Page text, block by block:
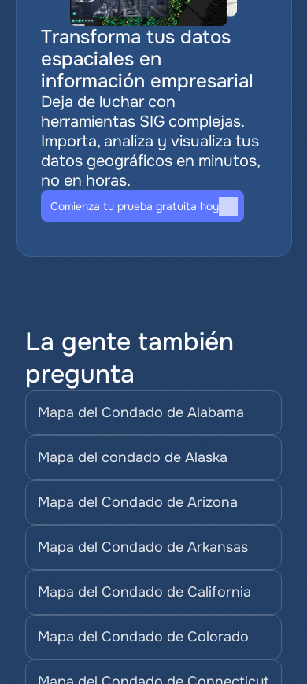
Transforma tus datos
espaciales en
información empresarial
Deja de luchar con
herramientas SIG complejas.
Importa, analiza y visualiza tus
datos geográficos en minutos,
no en horas.
Comienza tu prueba gratuita hoy
La gente también
pregunta
Mapa del Condado de Alabama
Mapa del condado de Alaska
Mapa del Condado de Arizona
Mapa del Condado de Arkansas
Mapa del Condado de California
Mapa del Condado de Colorado